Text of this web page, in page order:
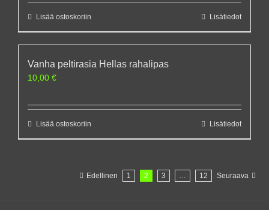
Lisää ostoskoriin Lisätiedot
Vanha peltirasia Hellas rahalipas
10,00 €
Lisää ostoskoriin Lisätiedot
Edellinen 1 2 3 … 12 Seuraava